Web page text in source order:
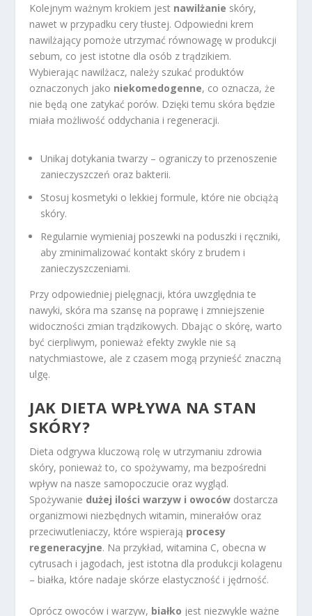
Kolejnym ważnym krokiem jest nawilżanie skóry,
nawet w przypadku cery tłustej. Odpowiedni krem
nawilżający pomoże utrzymać równowagę w produkcji
sebum, co jest istotne dla osób z trądzikiem.
Wybierając nawilżacz, należy szukać produktów
oznaczonych jako niekomedogenne, co oznacza, że
nie będą one zatykać porów. Dzięki temu skóra będzie
miała możliwość oddychania i regeneracji.
Unikaj dotykania twarzy – ograniczy to przenoszenie
zanieczyszczeń oraz bakterii.
Stosuj kosmetyki o lekkiej formule, które nie obciążą
skóry.
Regularnie wymieniaj poszewki na poduszki i ręczniki,
aby zminimalizować kontakt skóry z brudem i
zanieczyszczeniami.
Przy odpowiedniej pielęgnacji, która uwzględnia te
nawyki, skóra ma szansę na poprawę i zmniejszenie
widoczności zmian trądzikowych. Dbając o skórę, warto
być cierpliwym, ponieważ efekty zwykle nie są
natychmiastowe, ale z czasem mogą przynieść znaczną
ulgę.
JAK DIETA WPŁYWA NA STAN
SKÓRY?
Dieta odgrywa kluczową rolę w utrzymaniu zdrowia
skóry, ponieważ to, co spożywamy, ma bezpośredni
wpływ na nasze samopoczucie oraz wygląd.
Spożywanie dużej ilości warzyw i owoców dostarcza
organizmowi niezbędnych witamin, minerałów oraz
przeciwutleniaczy, które wspierają procesy
regeneracyjne. Na przykład, witamina C, obecna w
cytrusach i jagodach, jest istotna dla produkcji kolagenu
– białka, które nadaje skórze elastyczność i jędrność.
Oprócz owoców i warzyw, białko jest niezwykle ważne